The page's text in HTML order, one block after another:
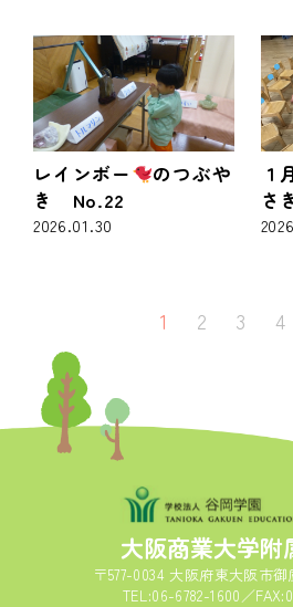
レインボー
のつぶや
き No.22
2026.01.30
１
さ
1 2 3 4
大阪商業大学附
〒577-0034 大阪府東大阪市御
TEL:06-6782-1600／